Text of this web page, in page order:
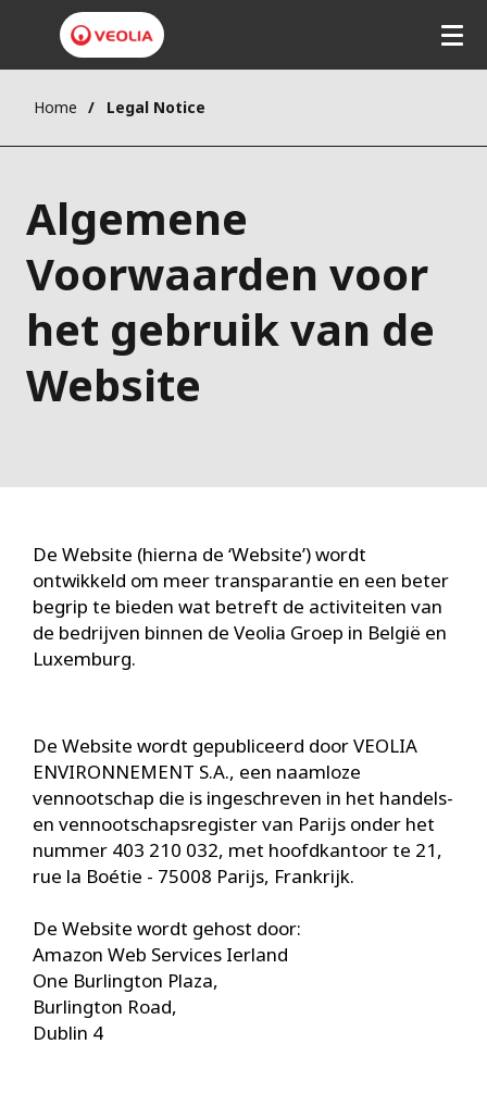
Home Legal Notice
Algemene
Voorwaarden voor
het gebruik van de
Website
De Website (hierna de ‘Website’) wordt
ontwikkeld om meer transparantie en een beter
begrip te bieden wat betreft de activiteiten van
de bedrijven binnen de Veolia Groep in België en
Luxemburg.
De Website wordt gepubliceerd door VEOLIA
ENVIRONNEMENT S.A., een naamloze
vennootschap die is ingeschreven in het handels-
en vennootschapsregister van Parijs onder het
nummer 403 210 032, met hoofdkantoor te 21,
rue la Boétie - 75008 Parijs, Frankrijk.
De Website wordt gehost door:
Amazon Web Services Ierland
One Burlington Plaza,
Burlington Road,
Dublin 4